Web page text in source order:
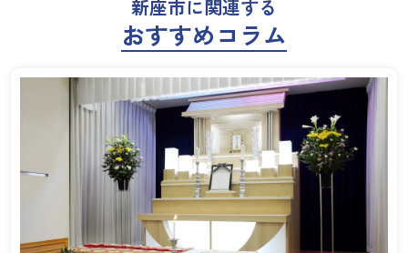
新座市に関連する
おすすめコラム